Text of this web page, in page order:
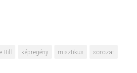
Hill képregény misztikus sorozat